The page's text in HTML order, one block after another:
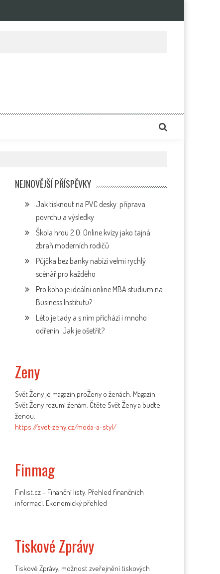
NEJNOVĚJŠÍ PŘÍSPĚVKY
Jak tisknout na PVC desky: příprava
povrchu a výsledky
Škola hrou 2.0: Online kvízy jako tajná
zbraň moderních rodičů
Půjčka bez banky nabízí velmi rychlý
scénář pro každého
Pro koho je ideální online MBA studium na
Business Institutu?
Léto je tady a s ním přichází i mnoho
odřenin. Jak je ošetřit?
Zeny
Svět Ženy je magazín proŽeny o ženách. Magazín
Svět Ženy rozumí ženám. Čtěte Svět Ženy a buďte
ženou.
https://svet-zeny.cz/moda-a-styl/
Finmag
Finlist.cz – Finanční listy. Přehled finančních
informací. Ekonomický přehled
Tiskové Zprávy
Tiskové Zprávy, možnost zveřejnění tiskových